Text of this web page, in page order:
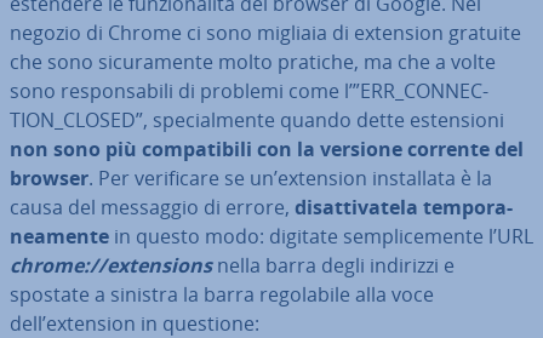
negozio di Chrome ci sono migliaia di extension gratuite
che sono si­cu­ra­men­te molto pratiche, ma che a volte
sono re­spon­sa­bi­li di problemi come l’”ERR_CON­NEC­
TION_CLOSED”, spe­cial­men­te quando dette esten­sio­ni
non sono più com­pa­ti­bi­li con la versione corrente del
browser. Per ve­ri­fi­ca­re se un’extension in­stal­la­ta è la
causa del messaggio di errore, di­sat­ti­va­te­la tem­po­ra­
nea­men­te in questo modo: digitate sem­pli­ce­men­te l’URL
chrome://ex­ten­sionsnella barra degli indirizzi e
spostate a sinistra la barra re­go­la­bi­le alla voce
dell’extension in questione: